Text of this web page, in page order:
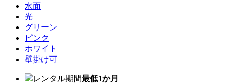
水面
光
グリーン
ピンク
ホワイト
壁掛け可
レンタル期間最低1か月